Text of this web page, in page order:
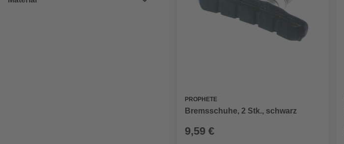
PROPHETE
Bremsschuhe, 2 Stk., schwarz
9,59 €